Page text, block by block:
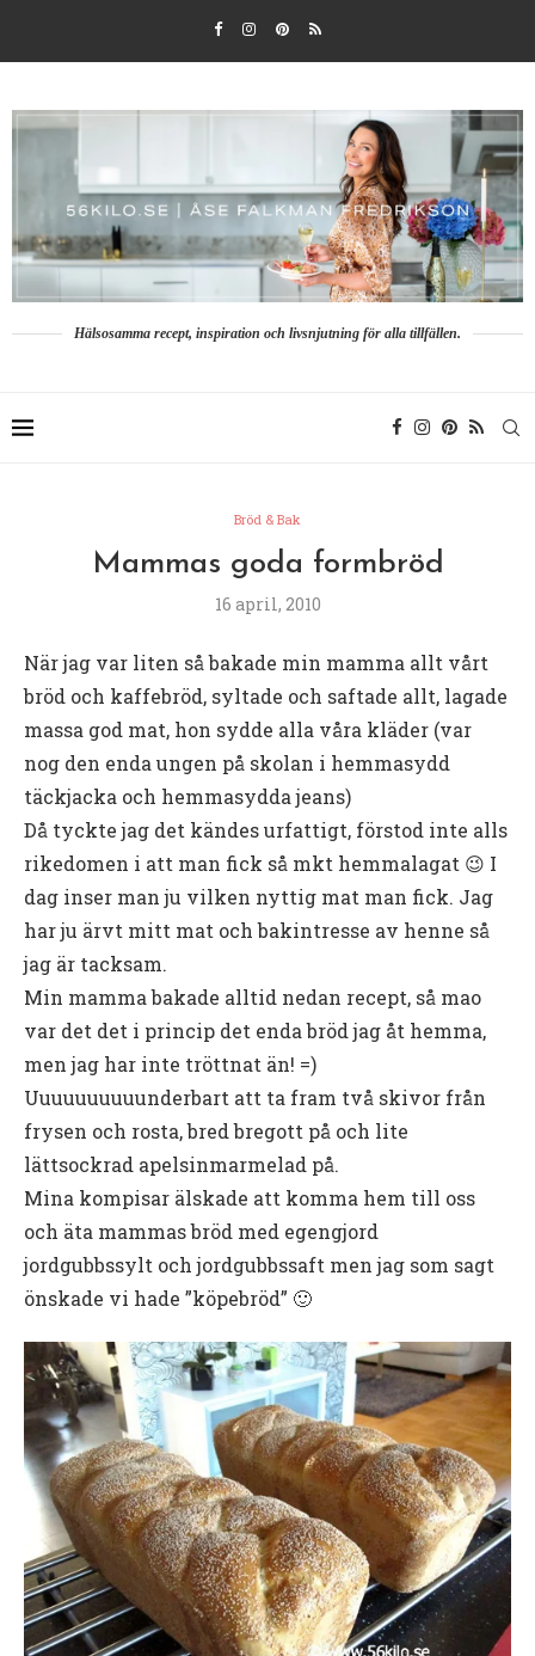
Hälsosamma recept, inspiration och livsnjutning för alla tillfällen.
Bröd & Bak
Mammas goda formbröd
16 april, 2010
När jag var liten så bakade min mamma allt vårt
bröd och kaffebröd, syltade och saftade allt, lagade
massa god mat, hon sydde alla våra kläder (var
nog den enda ungen på skolan i hemmasydd
täckjacka och hemmasydda jeans)
Då tyckte jag det kändes urfattigt, förstod inte alls
rikedomen i att man fick så mkt hemmalagat 😉 I
dag inser man ju vilken nyttig mat man fick. Jag
har ju ärvt mitt mat och bakintresse av henne så
jag är tacksam.
Min mamma bakade alltid nedan recept, så mao
var det det i princip det enda bröd jag åt hemma,
men jag har inte tröttnat än! =)
Uuuuuuuuuunderbart att ta fram två skivor från
frysen och rosta, bred bregott på och lite
lättsockrad apelsinmarmelad på.
Mina kompisar älskade att komma hem till oss
och äta mammas bröd med egengjord
jordgubbssylt och jordgubbssaft men jag som sagt
önskade vi hade ”köpebröd” 🙂